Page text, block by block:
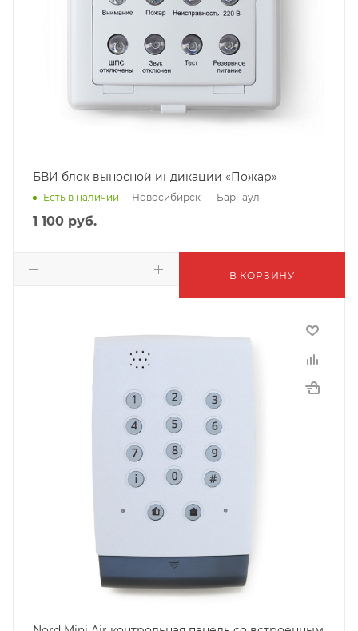
БВИ блок выносной индикации «Пожар»
Есть в наличии Новосибирск Барнаул
1 100 руб.
В КОРЗИНУ